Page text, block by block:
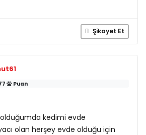
Şikayet Et
Puan
kedimi evde
olan herşey evde olduğu için